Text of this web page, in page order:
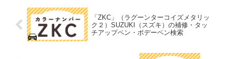
「ZKC」（ラグーンターコイズメタリッ
ク２）SUZUKI（スズキ）の補修・タッ
チアップペン・ボデーペン検索